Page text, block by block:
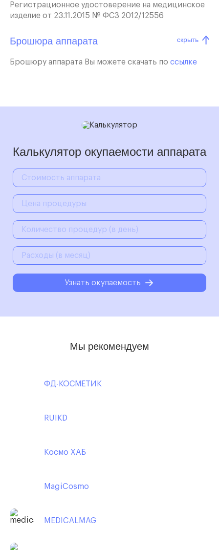
Регистрационное удостоверение на медицинское
изделие от 23.11.2015 № ФСЗ 2012/12556
Брошюра аппарата скрыть
Брошюру аппарата Вы можете скачать по ссылке
Калькулятор окупаемости аппарата
Узнать окупаемость
Мы рекомендуем
ФД-КОСМЕТИК
RUIKD
Космо ХАБ
MagiCosmo
MEDICALMAG